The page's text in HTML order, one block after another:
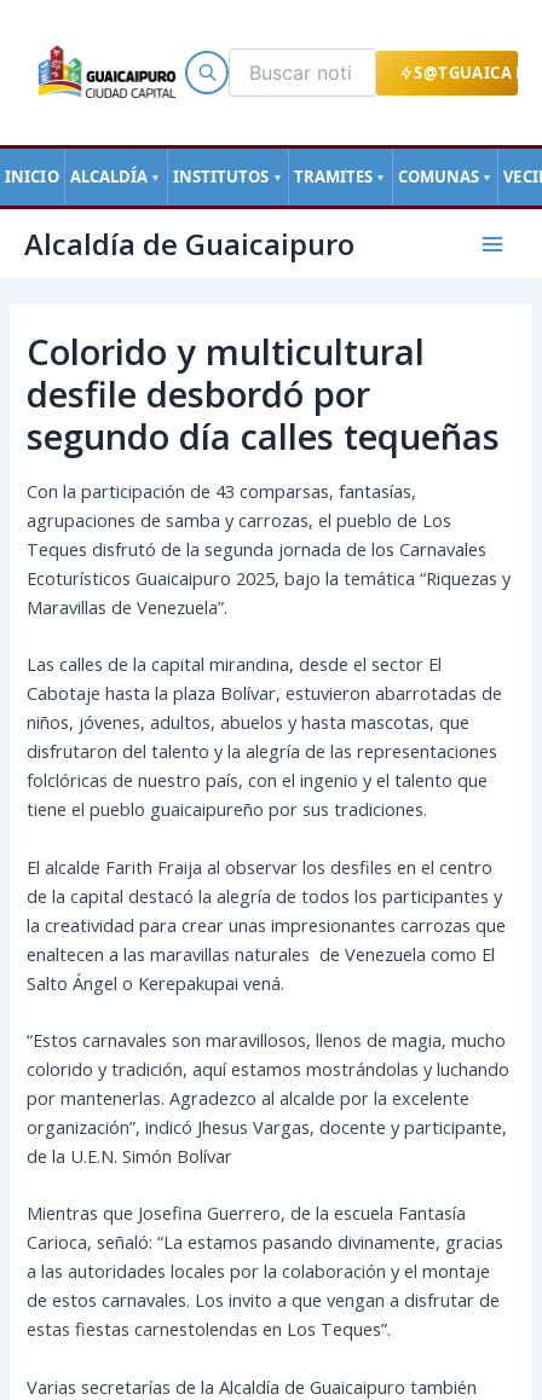
S@TGUAICA
INICIO ALCALDÍA ▼ INSTITUTOS ▼ TRAMITES ▼ COMUNAS ▼
contenido
Alcaldía de Guaicaipuro
Main
Colorido y multicultural
desfile desbordó por
segundo día calles tequeñas
Con la participación de 43 comparsas, fantasías,
agrupaciones de samba y carrozas, el pueblo de Los
Teques disfrutó de la segunda jornada de los Carnavales
Ecoturísticos Guaicaipuro 2025, bajo la temática “Riquezas y
Maravillas de Venezuela”.
Las calles de la capital mirandina, desde el sector El
Cabotaje hasta la plaza Bolívar, estuvieron abarrotadas de
niños, jóvenes, adultos, abuelos y hasta mascotas, que
disfrutaron del talento y la alegría de las representaciones
folclóricas de nuestro país, con el ingenio y el talento que
tiene el pueblo guaicaipureño por sus tradiciones.
El alcalde Farith Fraija al observar los desfiles en el centro
de la capital destacó la alegría de todos los participantes y
la creatividad para crear unas impresionantes carrozas que
enaltecen a las maravillas naturales de Venezuela como El
Salto Ángel o Kerepakupai vená.
“Estos carnavales son maravillosos, llenos de magia, mucho
colorido y tradición, aquí estamos mostrándolas y luchando
por mantenerlas. Agradezco al alcalde por la excelente
organización”, indicó Jhesus Vargas, docente y participante,
de la U.E.N. Simón Bolívar
Mientras que Josefina Guerrero, de la escuela Fantasía
Carioca, señaló: “La estamos pasando divinamente, gracias
a las autoridades locales por la colaboración y el montaje
de estos carnavales. Los invito a que vengan a disfrutar de
estas fiestas carnestolendas en Los Teques”.
Varias secretarías de la Alcaldía de Guaicaipuro también
de